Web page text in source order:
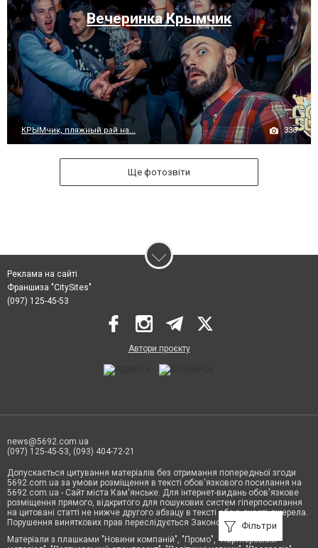
Вечеринка Крымчик
КРЫМчик, пляжный рай на... 336
Ще фотозвіти
Фільтри
Реклама на сайті
Франшиза "CitySites"
(097) 125-45-53
Автори проєкту
news@5692.com.ua
(097) 125-45-53, (093) 404-72-21
Допускається цитування матеріалів без отримання попередньої згоди
5692.com.ua за умови розміщення в тексті обов'язкового посилання на
5692.com.ua - Сайт міста Кам'янське. Для інтернет-видань обов'язкове
розміщення прямого, відкритого для пошукових систем гіперпосилання
на цитовані статті не нижче другого абзацу в тексті або в якості джерела.
Порушення виняткових прав переслідується Законом.
Матеріали з плашками "Новини компаній", "Промо", "Партнерський